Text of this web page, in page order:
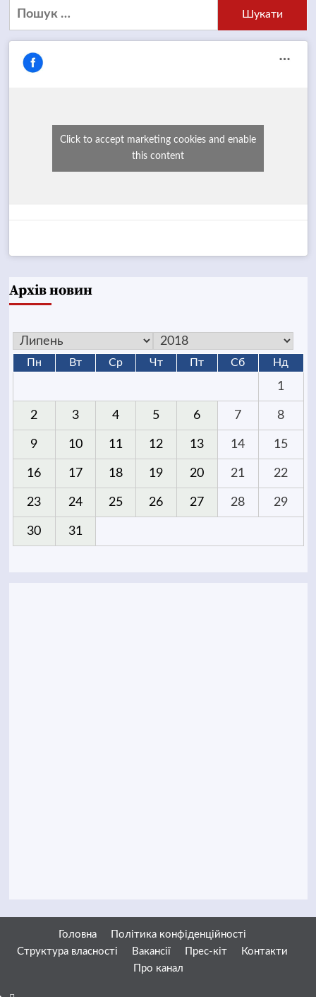
Пошук:
Click to accept marketing cookies and enable
this content
Архів новин
Пн Вт Ср Чт Пт Сб Нд
1
2 3 4 5 6 7 8
9 10 11 12 13 14 15
16 17 18 19 20 21 22
23 24 25 26 27 28 29
30 31
Головна
Політика конфіденційності
Структура власності
Вакансії Прес-кіт
Контакти
Про канал